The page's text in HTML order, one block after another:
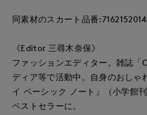
同素材のスカート品番:7162152014
《Editor 三尋木奈保》
ファッションエディター。雑誌
ディア等で活動中。自身のおしゃ
イ ベーシック ノート』（小学館
ベストセラーに。